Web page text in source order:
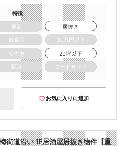
特徴
更新
居抜き
飲食可
30万円以下
空中階
20坪以下
駅近 ロードサイド
お気に入りに追加
街道沿い 1F居酒屋居抜き物件【重